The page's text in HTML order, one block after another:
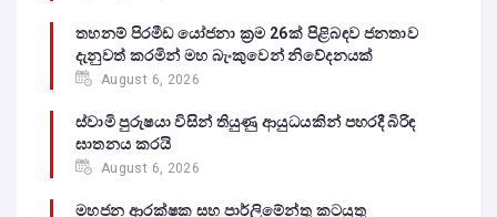
තහනම් පිරමීඩ යෝජනා ක්‍රම 26ක් පිළිබඳව ජනතාව
දැනුවත් කරමින් මහ බැංකුවෙන් නිවේදනයක්
August 6, 2026
ස්වාමි පුරුෂයා විසින් තියුණු ආයුධයකින් පහරදී බිරිඳ
ඝාතනය කරයි
August 6, 2026
මහජන ආරක්ෂක සහ පාර්ලිමේන්තු කටයුතු